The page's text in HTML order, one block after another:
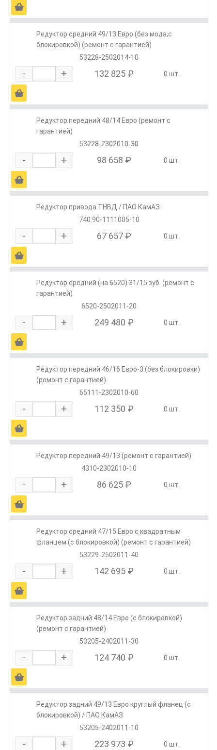
Ä
Редуктор средний 49/13 Евро (без мода,с
блокировкой) (ремонт с гарантией)
53228-2502014-10
- + 132 825 ₽ 0 шт.
Ä
Редуктор передний 48/14 Евро (ремонт с
гарантией)
53228-2302010-30
- + 98 658 ₽ 0 шт.
Ä
Редуктор привода ТНВД / ПАО КамАЗ
740.90-1111005-10
- + 67 657 ₽ 0 шт.
Ä
Редуктор средний (на 6520) 31/15 зуб. (ремонт с
гарантией)
6520-2502011-20
- + 249 480 ₽ 0 шт.
Ä
Редуктор передний 46/16 Евро-3 (без блокировки)
(ремонт с гарантией)
65111-2302010-60
- + 112 350 ₽ 0 шт.
Ä
Редуктор передний 49/13 (ремонт с гарантией)
4310-2302010-10
- + 86 625 ₽ 0 шт.
Ä
Редуктор средний 47/15 Евро с квадратным
фланцем (с блокировкой) (ремонт с гарантией)
53229-2502011-40
- + 142 695 ₽ 0 шт.
Ä
Редуктор задний 48/14 Евро (с блокировкой)
(ремонт с гарантией)
53205-2402011-30
- + 124 740 ₽ 0 шт.
Ä
Редуктор задний 49/13 Евро круглый фланец (с
блокировкой) / ПАО КамАЗ
53205-2402011-10
- + 223 973 ₽ 0 шт.